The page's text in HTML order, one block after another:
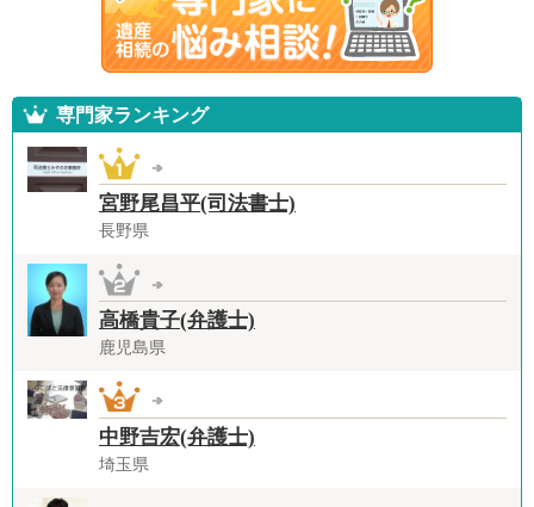
専門家ランキング
宮野尾昌平(司法書士)
長野県
高橋貴子(弁護士)
鹿児島県
中野吉宏(弁護士)
埼玉県